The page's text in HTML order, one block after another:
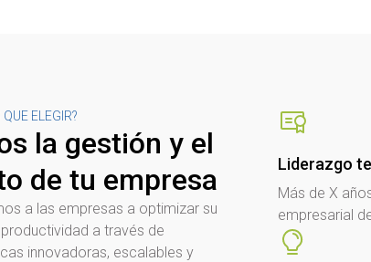
ELEGIR?
la gestión y el
de tu empresa
a las empresas a optimizar su
a través de
innovadoras, escalables y
Liderazgo
Más de X
empresarial